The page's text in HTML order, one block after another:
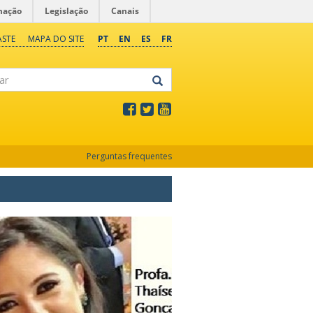
Legislação Canais
PT EN ES FR
MAPA DO SITE
Perguntas frequentes